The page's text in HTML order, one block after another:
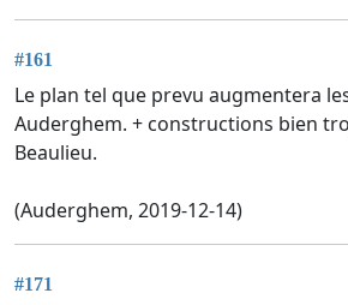
#161
Le plan tel que prevu augmentera
Auderghem. + constructions bien
Beaulieu.
(Auderghem, 2019-12-14)
#171